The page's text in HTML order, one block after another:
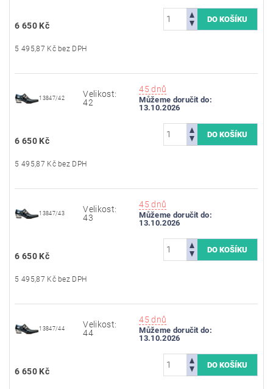
6 650 Kč
5 495,87 Kč bez DPH
13847/42
Velikost:
42
45 dnů
Můžeme doručit do:
13.10.2026
6 650 Kč
5 495,87 Kč bez DPH
13847/43
Velikost:
43
45 dnů
Můžeme doručit do:
13.10.2026
6 650 Kč
5 495,87 Kč bez DPH
13847/44
Velikost:
44
45 dnů
Můžeme doručit do:
13.10.2026
6 650 Kč